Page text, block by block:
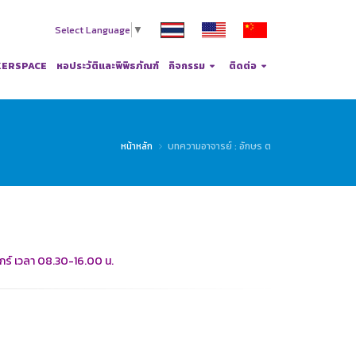
Select Language ▼
หอประวัติและพิพิธภัณฑ์ กิจกรรม ติดต่อ
หน้าหลัก บทความอาจารย์ : อักษร ต
ร์ เวลา 08.30-16.00 น.